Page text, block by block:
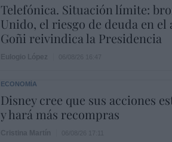
Telefónica. Situación límite:
Unido, el riesgo de deuda en el
Goñi reivindica la Presidencia
ECONOMÍA
Disney cree que sus acciones
y hará más recompras